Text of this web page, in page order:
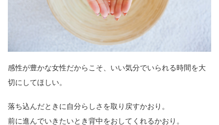
感性が豊かな女性だからこそ、いい気分でいられる時間を大
切にしてほしい。
落ち込んだときに自分らしさを取り戻すかおり。
前に進んでいきたいとき背中をおしてくれるかおり。